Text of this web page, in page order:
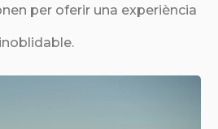
per oferir una experiència
inoblidable.